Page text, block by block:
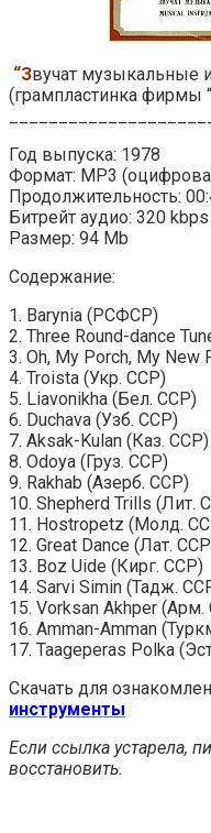
“Звучат музыкальные
(грампластинка фирмы
Год выпуска: 1978
Формат: MP3
Продолжительность:
Битрейт аудио: 320 kbps
Размер: 94 Mb
Содержание:
1. Barynia (РСФСР)
2. Three Round-dance
3. Oh, My Porch, My
4. Troista (Укр. ССР)
5. Liavonikha (Бел. ССР)
6. Duchava (Узб. ССР)
7. Aksak-Kulan (Каз. ССР)
8. Odoya (Груз. ССР)
9. Rakhab (Азерб. ССР)
10. Shepherd Trills (Лит.
11. Hostropetz (Молд.
12. Great Dance (Лат.
13. Boz Uide (Кирг. ССР)
14. Sarvi Simin (Тадж.
15. Vorksan Akhper
16. Amman-Amman
17. Taageperas Polka
Скачать для
инструменты
Если ссылка устарела,
восстановить.